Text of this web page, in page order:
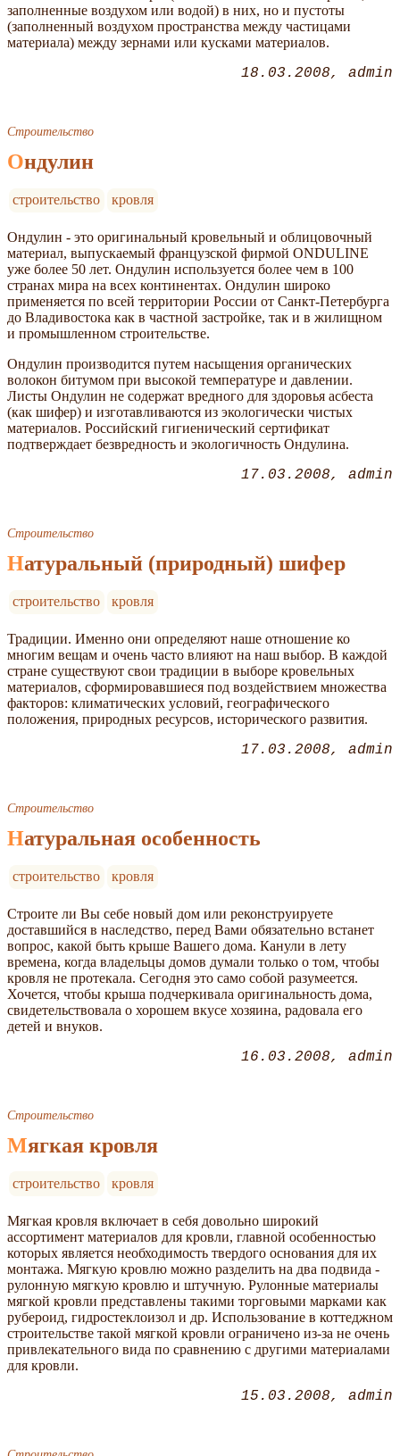
заполненные воздухом или водой) в них, но и пустоты
(заполненный воздухом пространства между частицами
материала) между зернами или кусками материалов.
18.03.2008 admin
Строительство
Ондулин
строительство кровля
Ондулин - это оригинальный кровельный и облицовочный
материал, выпускаемый французской фирмой ONDULINE
уже более 50 лет. Ондулин используется более чем в 100
странах мира на всех континентах. Ондулин широко
применяется по всей территории России от Санкт-Петербурга
до Владивостока как в частной застройке, так и в жилищном
и промышленном строительстве.
Ондулин производится путем насыщения органических
волокон битумом при высокой температуре и давлении.
Листы Ондулин не содержат вредного для здоровья асбеста
(как шифер) и изготавливаются из экологически чистых
материалов. Российский гигиенический сертификат
подтверждает безвредность и экологичность Ондулина.
17.03.2008 admin
Строительство
Натуральный (природный) шифер
строительство кровля
Традиции. Именно они определяют наше отношение ко
многим вещам и очень часто влияют на наш выбор. В каждой
стране существуют свои традиции в выборе кровельных
материалов, сформировавшиеся под воздействием множества
факторов: климатических условий, географического
положения, природных ресурсов, исторического развития.
17.03.2008 admin
Строительство
Натуральная особенность
строительство кровля
Строите ли Вы себе новый дом или реконструируете
доставшийся в наследство, перед Вами обязательно встанет
вопрос, какой быть крыше Вашего дома. Канули в лету
времена, когда владельцы домов думали только о том, чтобы
кровля не протекала. Сегодня это само собой разумеется.
Хочется, чтобы крыша подчеркивала оригинальность дома,
свидетельствовала о хорошем вкусе хозяина, радовала его
детей и внуков.
16.03.2008 admin
Строительство
Мягкая кровля
строительство кровля
Мягкая кровля включает в себя довольно широкий
ассортимент материалов для кровли, главной особенностью
которых является необходимость твердого основания для их
монтажа. Мягкую кровлю можно разделить на два подвида -
рулонную мягкую кровлю и штучную. Рулонные материалы
мягкой кровли представлены такими торговыми марками как
рубероид, гидростеклоизол и др. Использование в коттеджном
строительстве такой мягкой кровли ограничено из-за не очень
привлекательного вида по сравнению с другими материалами
для кровли.
15.03.2008 admin